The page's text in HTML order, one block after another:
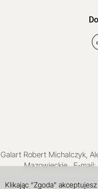
Galart Robert Michalczyk,
Mazowieckie,, E-mail:
Klikając “Zgoda”